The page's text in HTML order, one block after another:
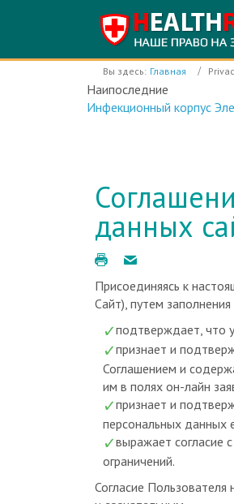
Вы здесь: Главная
Наипоследние
Инфекционный корпус
данных
Присоединяясь к
Сайт), путем
подтверждает, что
признает и
Соглашением и
им в полях он-лайн
признает и
персональных данных
выражает согласие
ограничений.
Согласие
и сознательным.